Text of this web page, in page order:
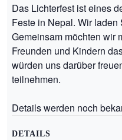
Das Lichterfest ist eines
Feste in Nepal. Wir
Gemeinsam möchten wir
Freunden und Kindern
würden uns darüber
teilnehmen.
Details werden noch
DETAILS